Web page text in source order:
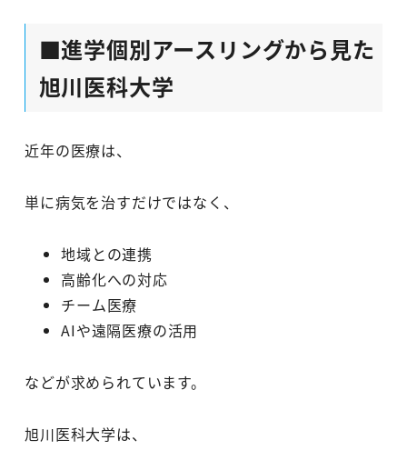
■進学個別アースリングから見た
旭川医科大学
近年の医療は、
単に病気を治すだけではなく、
地域との連携
高齢化への対応
チーム医療
AIや遠隔医療の活用
などが求められています。
旭川医科大学は、